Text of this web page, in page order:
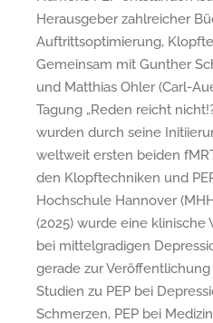
Herausgeber zahlreicher
Auftrittsoptimierung,
Gemeinsam mit Gunther
und Matthias Ohler (Carl-
Tagung „Reden reicht
wurden durch seine
weltweit ersten beiden
den Klopftechniken und
Hochschule Hannover
(2025) wurde eine klinische
bei mittelgradigen
gerade zur
Studien zu PEP bei
Schmerzen, PEP bei